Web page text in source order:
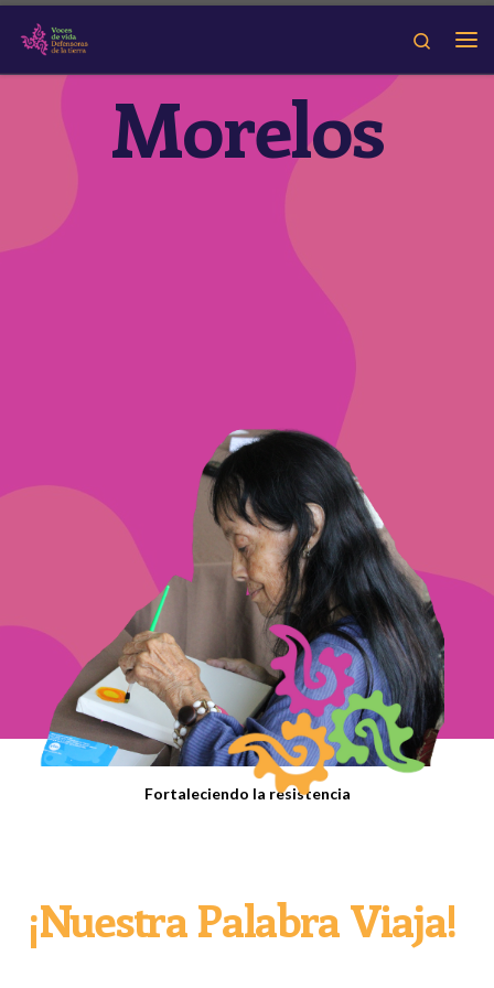
Skip to content
Search
Morelos
Fortaleciendo la resistencia
¡Nuestra Palabra Viaja!